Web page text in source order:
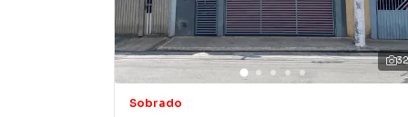
o que procurava ou deseja mais
nossa equipe pelo telefone (11) 2783-2000.
A Imobiliária Xavier e Brito tem mais opções
Sobrado